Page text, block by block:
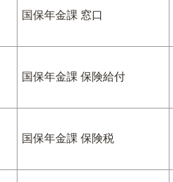
国保年金課 窓口
国保年金課 保険給付
国保年金課 保険税